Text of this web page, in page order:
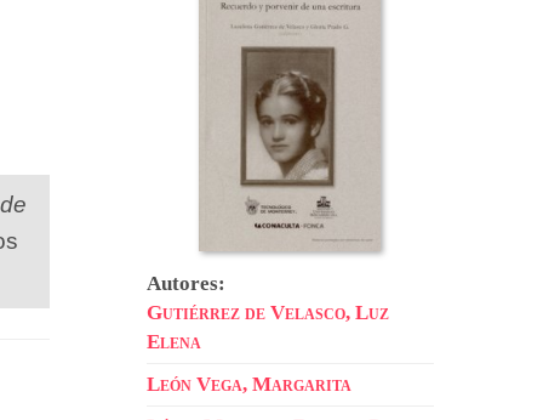
Autores:
Gutiérrez de Velasco, Luz
Elena
León Vega, Margarita